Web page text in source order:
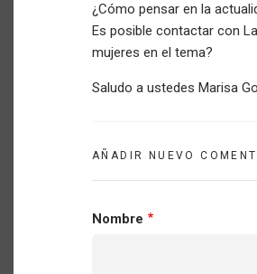
¿Cómo pensar en la
Es posible contactar con
mujeres en el tema?
Saludo a ustedes Marisa
AÑADIR NUEVO
Nombre